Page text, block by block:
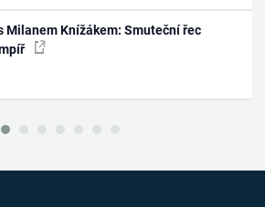
Milanem Knížákem: Smuteční řec